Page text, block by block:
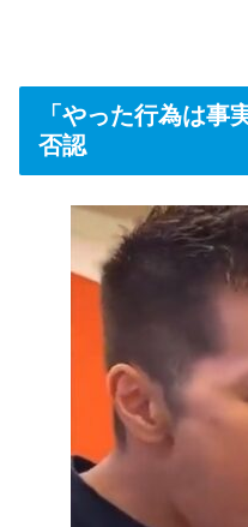
「やった行為は
否認